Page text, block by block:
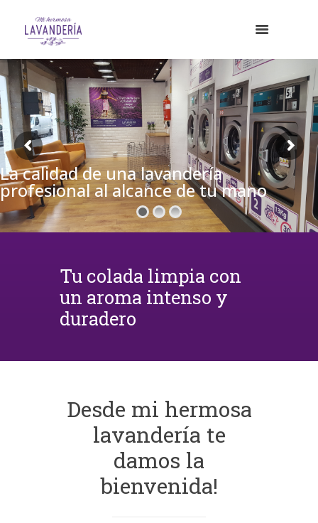
La calidad de una lavandería
profesional al alcance de tu mano
Tu colada limpia con
un aroma intenso y
duradero
Desde mi hermosa
lavandería te
damos la
bienvenida!